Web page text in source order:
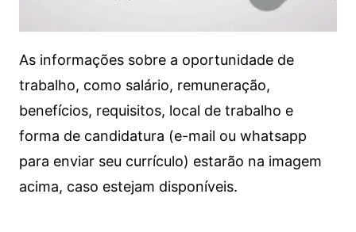
As informações sobre a oportunidade de
trabalho, como salário, remuneração,
benefícios, requisitos, local de trabalho e
forma de candidatura (e-mail ou whatsapp
para enviar seu currículo) estarão na imagem
acima, caso estejam disponíveis.